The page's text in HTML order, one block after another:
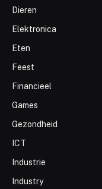
Dieren
Elektronica
Eten
Feest
Financieel
Games
Gezondheid
ICT
Industrie
Industry